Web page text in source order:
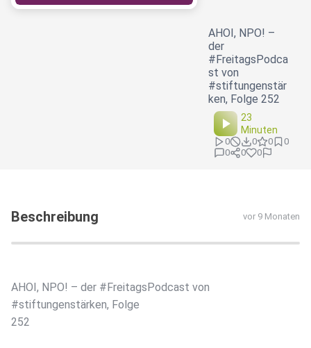
AHOI, NPO! –
der
#FreitagsPodca
st von
#stiftungenstär
ken, Folge 252
23
Minuten
0 0 0
0
0
0 0
Beschreibung vor 9 Monaten
AHOI, NPO! – der #FreitagsPodcast von
#stiftungenstärken, Folge
252